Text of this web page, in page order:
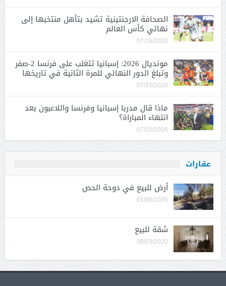
الصحافة الارجنتينية تشيد بتأهل منتخبها إلى
نهائي كأس العالم
07/16/2026
مونديال 2026: إسبانيا تتغلب على فرنسا 2-صفر
وتبلغ الدور النهائي للمرة الثانية في تاريخها
07/15/2026
ماذا قال مدربا إسبانيا وفرنسا واللاعبون بعد
انتهاء المباراة؟
07/15/2026
عقارات
أرض للبيع في دوحة الحص
01/06/2026
شقة للبيع
08/03/2020